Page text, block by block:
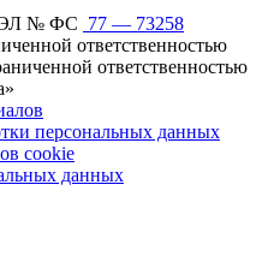
ЭЛ № ФС 77 — 73258
ответственностью
ответственностью
персональных данных
cookie
данных